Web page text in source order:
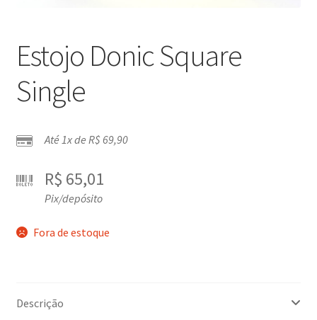
Estojo Donic Square
Single
Até 1x de R$69,90
R$ 65,01
Pix/depósito
Fora de estoque
Descrição